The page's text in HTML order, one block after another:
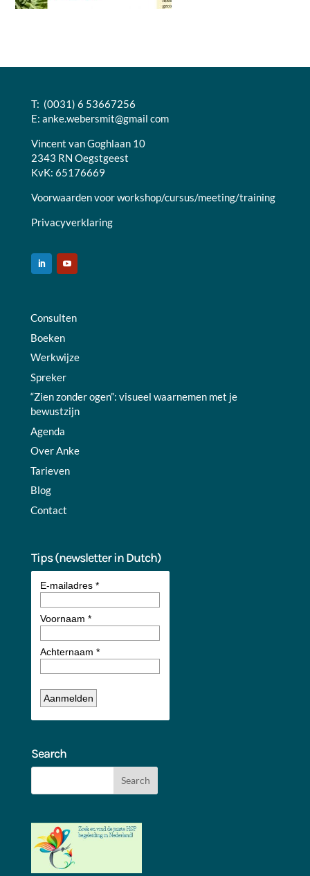
T: (0031) 6 53667256
E: anke.webersmit@gmail com
Vincent van Goghlaan 10
2343 RN Oegstgeest
KvK: 65176669
Voorwaarden voor workshop/cursus/meeting/training
Privacyverklaring
Consulten
Boeken
Werkwijze
Spreker
“Zien zonder ogen”: visueel waarnemen met je
bewustzijn
Agenda
Over Anke
Tarieven
Blog
Contact
Tips (newsletter in Dutch)
Search